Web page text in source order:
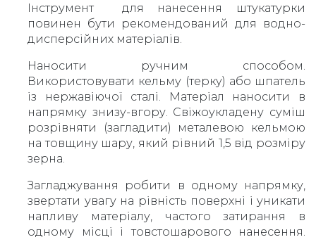
Інструмент для нанесення штукатурки
повинен бути рекомендований для водно-
дисперсійних матеріалів.
Наносити ручним способом.
Використовувати кельму (терку) або шпатель
із нержавіючої сталі. Матеріал наносити в
напрямку знизу-вгору. Свіжоукладену суміш
розрівняти (загладити) металевою кельмою
на товщину шару, який рівний 1,5 від розміру
зерна.
Загладжування робити в одному напрямку,
звертати увагу на рівність поверхні і уникати
напливу матеріалу, частого затирання в
одному місці і товстошарового нанесення.